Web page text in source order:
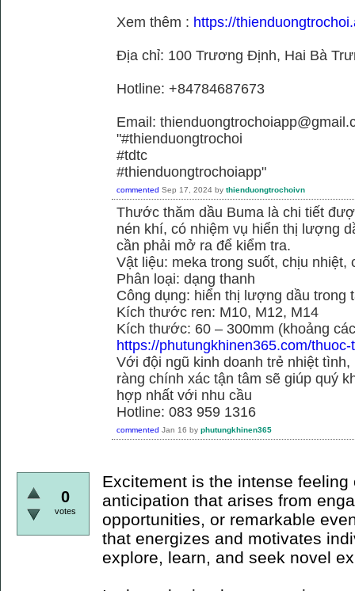
Xem thêm : https://
Địa chỉ: 100 Trương Định, Hai Bà
Hotline: +84784687673
Email:
"#thienduongtrochoi
#tdtc
#thienduongtrochoiapp"
commented Sep 17, 2024 by thienduongtrochoivn
Thước thăm dầu Buma là chi tiết
nén khí, có nhiệm vụ hiển thị lượng
cần phải mở ra để kiểm tra.
Vật liệu: meka trong suốt, chịu nhiệt,
Phân loại: dạng thanh
Công dụng: hiển thị lượng dầu trong
Kích thước ren: M10, M12, M14
Kích thước: 60 – 300mm (khoảng
https://phutungkhinen365.com/
Với đội ngũ kinh doanh trẻ nhiệt
ràng chính xác tận tâm sẽ giúp quý
hợp nhất với nhu cầu
Hotline: 083 959 1316
commented Jan 16 by phutungkhinen365
0
votes
Excitement is the intense
anticipation that arises from
opportunities, or remarkable
that energizes and motivates
explore, learn, and seek novel